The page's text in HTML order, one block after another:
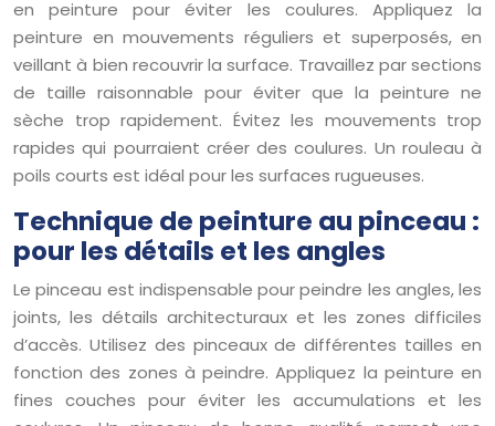
en peinture pour éviter les coulures. Appliquez la
peinture en mouvements réguliers et superposés, en
veillant à bien recouvrir la surface. Travaillez par sections
de taille raisonnable pour éviter que la peinture ne
sèche trop rapidement. Évitez les mouvements trop
rapides qui pourraient créer des coulures. Un rouleau à
poils courts est idéal pour les surfaces rugueuses.
Technique de peinture au pinceau :
pour les détails et les angles
Le pinceau est indispensable pour peindre les angles, les
joints, les détails architecturaux et les zones difficiles
d’accès. Utilisez des pinceaux de différentes tailles en
fonction des zones à peindre. Appliquez la peinture en
fines couches pour éviter les accumulations et les